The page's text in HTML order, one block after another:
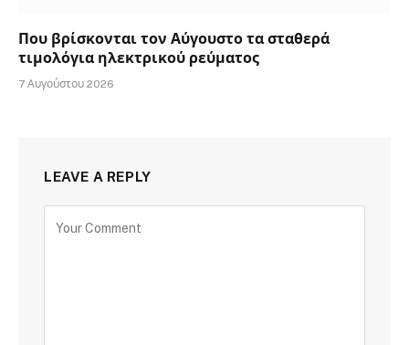
Που βρίσκονται τον Αύγουστο τα σταθερά
τιμολόγια ηλεκτρικού ρεύματος
7 Αυγούστου 2026
LEAVE A REPLY